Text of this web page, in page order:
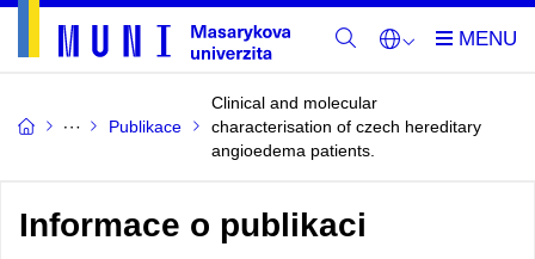
Publikace
Clinical and molecular
characterisation of czech hereditary
angioedema patients.
Informace o publikaci